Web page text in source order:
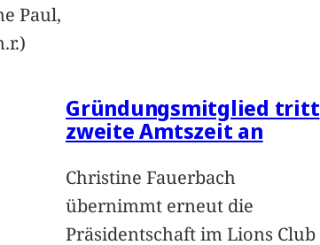
Paul,
Gründungsmitglied tritt
zweite Amtszeit an
Christine Fauerbach
übernimmt erneut die
Präsidentschaft im Lions Club